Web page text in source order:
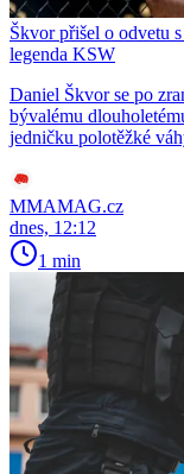
Škvor přišel o odvetu
legenda KSW
Daniel Škvor se po
bývalému
jedničku polotěžké
MMAMAG.cz
dnes, 12:12
1 min